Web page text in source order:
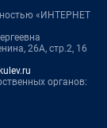
«ИНТЕРНЕТ
26А, стр.2, 16
органов: